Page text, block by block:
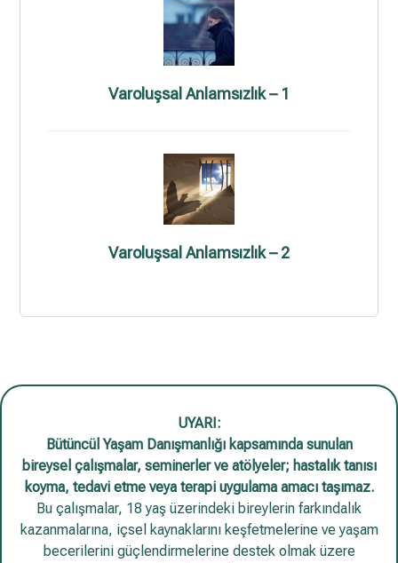
Varoluşsal Anlamsızlık – 1
Varoluşsal Anlamsızlık – 2
UYARI:
Bütüncül Yaşam Danışmanlığı kapsamında sunulan
bireysel çalışmalar, seminerler ve atölyeler; hastalık tanısı
koyma, tedavi etme veya terapi uygulama amacı taşımaz.
Bu çalışmalar, 18 yaş üzerindeki bireylerin farkındalık
kazanmalarına, içsel kaynaklarını keşfetmelerine ve yaşam
becerilerini güçlendirmelerine destek olmak üzere